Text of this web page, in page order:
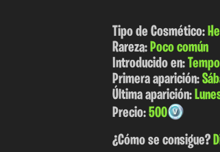
Tipo de Cosmético:
Rareza: Poco común
Introducido en:
Primera aparición:
Última aparición:
Precio:500
¿Cómo se consigue?